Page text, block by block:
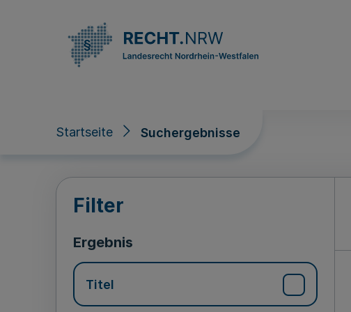
Startseite Suchergebnisse
Suchergebnisse
Filter
Ergebnis
Titel